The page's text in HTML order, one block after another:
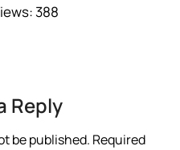
388
Reply
be published. Required